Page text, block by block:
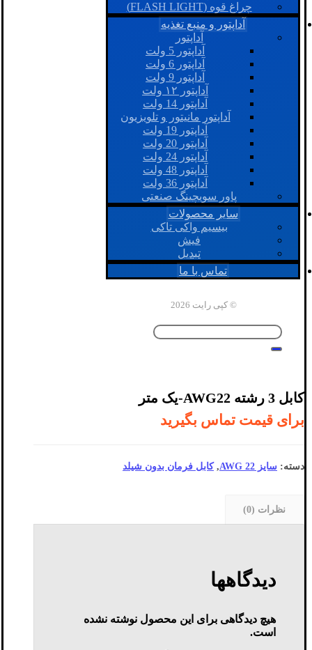
چراغ قوه (FLASH LIGHT)
آداپتور و منبع تغذیه
آداپتور
آداپتور 5 ولت
آداپتور 6 ولت
آداپتور 9 ولت
آداپتور ۱۲ ولت
آداپتور 14 ولت
آداپتور مانیتور و تلویزیون
آداپتور 19 ولت
آداپتور 20 ولت
آداپتور 24 ولت
آداپتور 48 ولت
آداپتور 36 ولت
پاور سویچینگ صنعتی
سایر محصولات
بیسیم واکی تاکی
فیش
تبدیل
تماس با ما
© کپی رایت 2026
کابل 3 رشته AWG22-یک متر
برای قیمت تماس بگیرید
دسته: سایز AWG 22 ,کابل فرمان بدون شیلد
نظرات (0)
دیدگاهها
هیچ دیدگاهی برای این محصول نوشته نشده
است.